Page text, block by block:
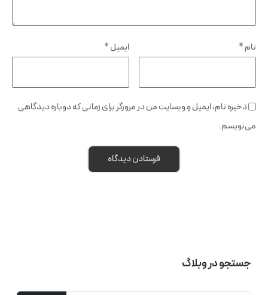
نام* ایمیل*
ذخیره نام، ایمیل و وبسایت من در مرورگر برای زمانی که دوباره دیدگاهی
می‌نویسم.
جستجو در وبلاگ